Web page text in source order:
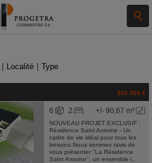
Localité Type
306 500 €
+/- 90,67 m²
6 2
NOUVEAU PROJET EXCLUSIF :
Résidence Saint Antoine - Un
cadre de vie idéal pour tous les
besoins Nous sommes ravis de
vous présenter "La Résidence
Saint Antoine", un ensemble i...